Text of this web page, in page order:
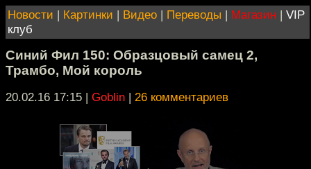
Новости | Картинки | Видео | Переводы | Магазин | VIP
клуб
Синий Фил 150: Образцовый самец 2,
Трамбо, Мой король
20.02.16 17:15 | Goblin | 26 комментариев